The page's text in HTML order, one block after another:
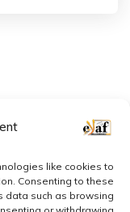
like cookies to
Consenting to these
data such as browsing